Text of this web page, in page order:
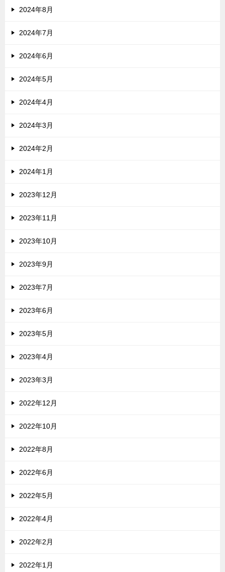
2024年8月
2024年7月
2024年6月
2024年5月
2024年4月
2024年3月
2024年2月
2024年1月
2023年12月
2023年11月
2023年10月
2023年9月
2023年7月
2023年6月
2023年5月
2023年4月
2023年3月
2022年12月
2022年10月
2022年8月
2022年6月
2022年5月
2022年4月
2022年2月
2022年1月